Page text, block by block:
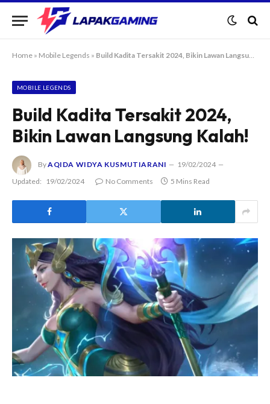
Home » Mobile Legends » Build Kadita Tersakit 2024, Bikin Lawan Langsung Kalah!
MOBILE LEGENDS
Build Kadita Tersakit 2024,
Bikin Lawan Langsung Kalah!
ByAQIDA WIDYA KUSMUTIARANI
19/02/2024
Updated:
19/02/2024 No Comments 5 Mins Read